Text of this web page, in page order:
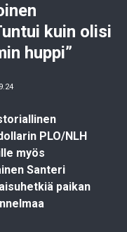
kuin olisi
huppi”
PLO/NLH
myös
Santeri
paikan